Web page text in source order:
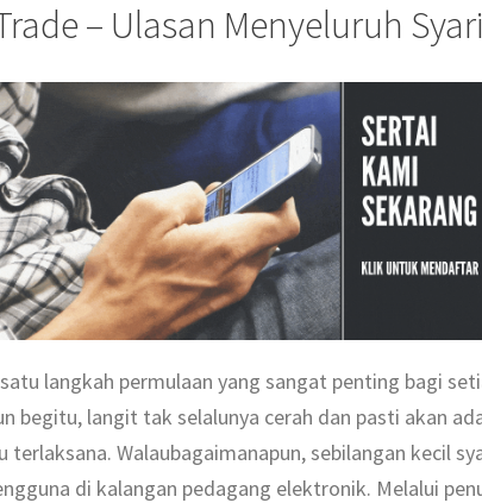
– Ulasan Menyeluruh
langkah permulaan yang sangat penting bagi
begitu, langit tak selalunya cerah dan pasti akan
terlaksana. Walaubagaimanapun, sebilangan kecil
di kalangan pedagang elektronik. Melalui